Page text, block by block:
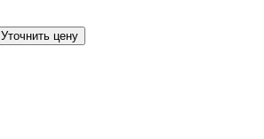
Уточнить цену